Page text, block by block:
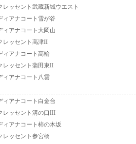
レッセント武蔵新城ウエスト
ィアナコート雪が谷
ィアナコート大岡山
レッセント高津II
ィアナコート高輪
レッセント蒲田東II
ィアナコート八雲
ィアナコート白金台
レッセント溝の口III
ィアナコート柿の木坂
レッセント参宮橋